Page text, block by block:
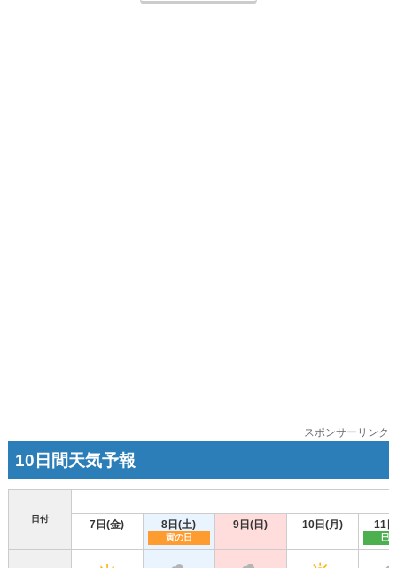
スポンサーリンク
10日間天気予報
日付 7日(金) 8日(土)
寅の日
9日(日) 10日(月) 11
巳